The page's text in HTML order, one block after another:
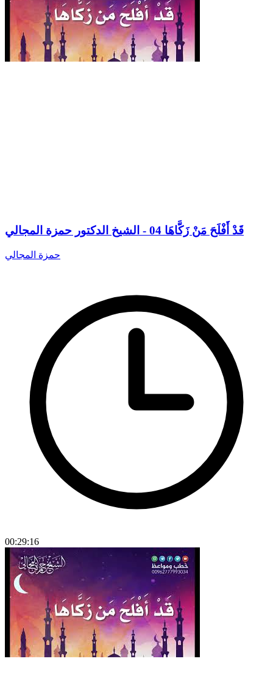
قَدْ أَفْلَحَ مَنْ زَكَّاهَا 04 - الشيخ الدكتور حمزة المجالي
حمزة المجالي
00:29:16